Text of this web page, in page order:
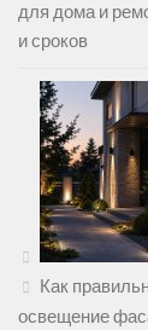
для дома и
и сроков
Как
освещение